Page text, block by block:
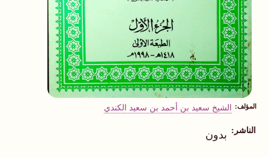
المؤلف الشيخ سعيد بن أحمد بن سعيد الكندي
الناشر بدون